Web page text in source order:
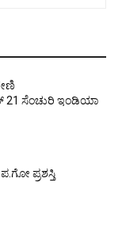
ಸೆಂಚುರಿ ಇಂಡಿಯಾ
ಪ್ರಶಸ್ತಿ